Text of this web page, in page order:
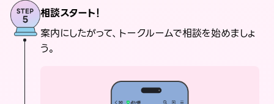
相談スタート！
案内にしたがって、トークルームで相談を始めましょ
う。